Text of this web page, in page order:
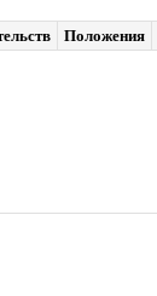
Положения